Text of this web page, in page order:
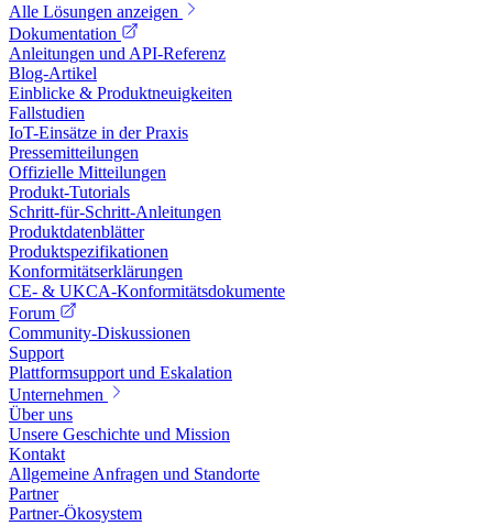
Alle Lösungen anzeigen
Dokumentation
Anleitungen und API-Referenz
Blog-Artikel
Einblicke & Produktneuigkeiten
Fallstudien
IoT-Einsätze in der Praxis
Pressemitteilungen
Offizielle Mitteilungen
Produkt-Tutorials
Schritt-für-Schritt-Anleitungen
Produktdatenblätter
Produktspezifikationen
Konformitätserklärungen
CE- & UKCA-Konformitätsdokumente
Forum
Community-Diskussionen
Support
Plattformsupport und Eskalation
Unternehmen
Über uns
Unsere Geschichte und Mission
Kontakt
Allgemeine Anfragen und Standorte
Partner
Partner-Ökosystem